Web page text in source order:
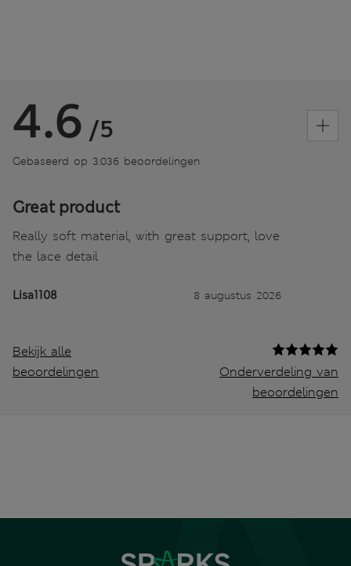
4.6 /5
Gebaseerd op 3.036 beoordelingen
Great product
Really soft material, with great support, love
the lace detail
Lisa1108 8 augustus 2026
Bekijk alle
beoordelingen
Onderverdeling van
beoordelingen